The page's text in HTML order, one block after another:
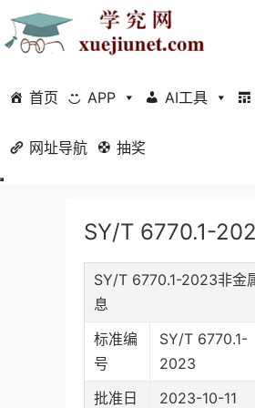
首页 APP AI工具
网址导航 抽奖
当前位置：首页
SY/T 6770.1-
SY/T 6770.1-2023非金
息
标准编
号
SY/T 6770.1-
2023
批准日
2023-10-11